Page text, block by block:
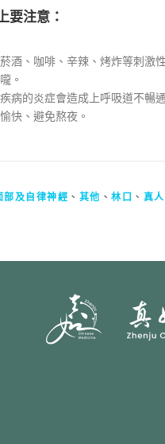
要注意：
酒、咖啡、辛辣、烤炸等刺激
。
病的炎症會造成上呼吸道不暢
快、避免熬夜。
及自律神經 、 其他 、 林口 、 真